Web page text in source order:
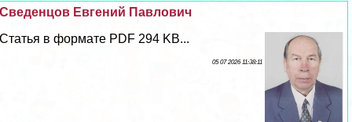
Сведенцов Евгений Павлович
Статья в формате PDF 294 KB...
05 07 2026 11:38:11